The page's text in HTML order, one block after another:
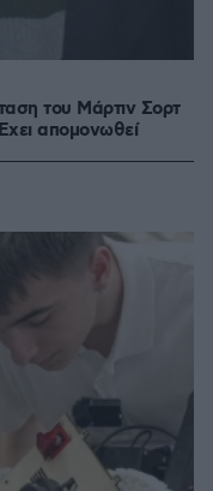
του Μάρτιν Σορτ
απομονωθεί